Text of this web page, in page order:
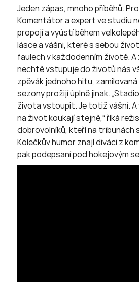
Jeden zápas, mnoho příběhů.
Komentátor a expert ve studiu
propojí a vyústí během
lásce a vášni, které s sebou
faulech v každodenním životě.
nechtě vstupuje do životů nás
zpěvák jednoho hitu,
sezony prožijí úplně jinak.
života vstoupit. Je totiž vášní. A
na život koukají stejně,“ říká
dobrovolníků, kteří na tribunách
Kolečkův humor znají diváci z
pak podepsaní pod hokejovým